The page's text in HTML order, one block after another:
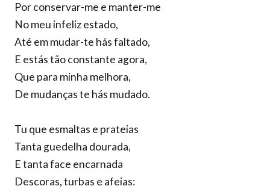
Por conservar-me e manter-me
No meu infeliz estado,
Até em mudar-te hás faltado,
E estás tão constante agora,
Que para minha melhora,
De mudanças te hás mudado.
Tu que esmaltas e prateias
Tanta guedelha dourada,
E tanta face encarnada
Descoras, turbas e afeias: